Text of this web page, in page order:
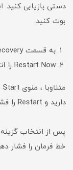
دستی بازیابی کنید.
بوت کنید.
به قسمت Settings> Update & Security> Recovery بروید
Restart Now را انتخاب کنید
دارید و Restart را فشار دهید .
پس از انتخاب
خط فرمان را فشار